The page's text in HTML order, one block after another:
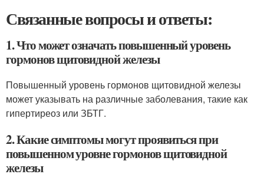
Связанные вопросы и ответы:
1. Что может означать повышенный уровень
гормонов щитовидной железы
Повышенный уровень гормонов щитовидной железы
может указывать на различные заболевания, такие как
гипертиреоз или ЗБТГ.
2. Какие симптомы могут проявиться при
повышенном уровне гормонов щитовидной
железы